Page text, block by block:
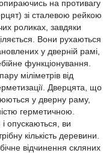
на противагу
зі сталевою рейкою
роликах, завдяки
Вони рухаються
у дверній рамі,
функціонування.
міліметрів від
Дверцята, що
у дверну раму,
герметичною.
опускаються, ви
кількість деревини.
відчинення скляних